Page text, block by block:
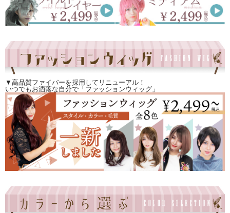
▼高品質ファイバーを採用してリニューアル！
いつでもお洒落な自分で「ファッションウィッグ」